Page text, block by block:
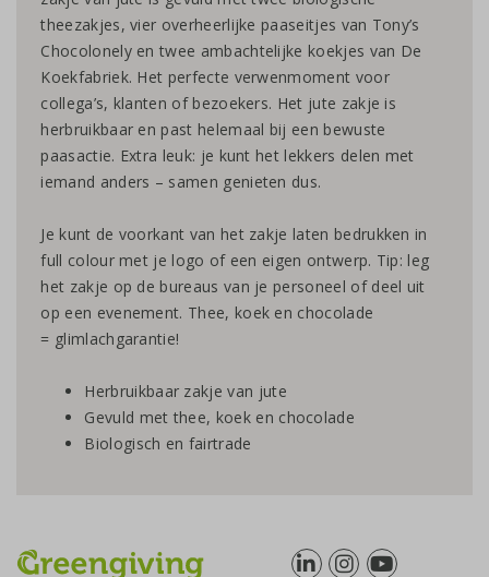
theezakjes, vier overheerlijke paaseitjes van Tony’s
Chocolonely en twee ambachtelijke koekjes van De
Koekfabriek. Het perfecte verwenmoment voor
collega’s, klanten of bezoekers. Het jute zakje is
herbruikbaar en past helemaal bij een bewuste
paasactie. Extra leuk: je kunt het lekkers delen met
iemand anders – samen genieten dus.
Je kunt de voorkant van het zakje laten bedrukken in
full colour met je logo of een eigen ontwerp. Tip: leg
het zakje op de bureaus van je personeel of deel uit
op een evenement. Thee, koek en chocolade
= glimlachgarantie!
Herbruikbaar zakje van jute
Gevuld met thee, koek en chocolade
Biologisch en fairtrade